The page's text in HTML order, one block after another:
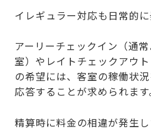
イレギュラー対応も日常的に
アーリーチェックイン（通
室）やレイトチェックアウト
の希望には、客室の稼働状
応答することが求められます
精算時に料金の相違が発生